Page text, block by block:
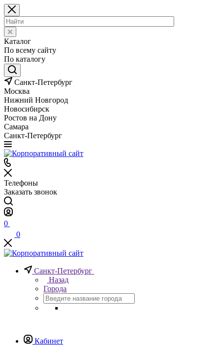
Каталог
По всему сайту
По каталогу
Санкт-Петербург
Москва
Нижний Новгород
Новосибирск
Ростов на Дону
Самара
Санкт-Петербург
Телефоны
Заказать звонок
0
0
Санкт-Петербург
Назад
Города
Кабинет